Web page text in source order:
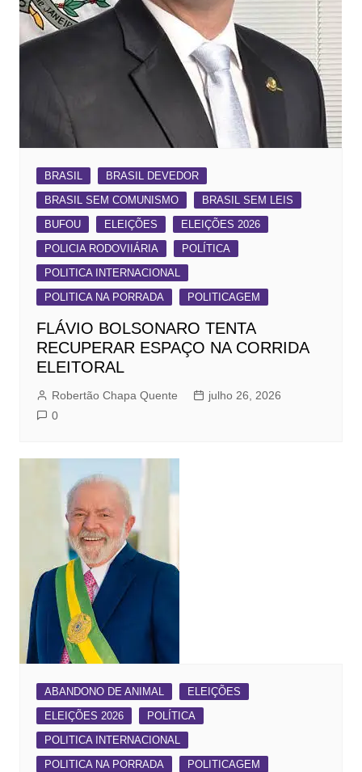
BRASIL
BRASIL DEVEDOR
BRASIL SEM COMUNISMO
BRASIL SEM LEIS
BUFOU
ELEIÇÕES
ELEIÇÕES 2026
POLICIA RODOVIIÁRIA
POLÍTICA
POLITICA INTERNACIONAL
POLITICA NA PORRADA
POLITICAGEM
FLÁVIO BOLSONARO TENTA
RECUPERAR ESPAÇO NA CORRIDA
ELEITORAL
Robertão Chapa Quente
julho 26, 2026
0
ABANDONO DE ANIMAL
ELEIÇÕES
ELEIÇÕES 2026
POLÍTICA
POLITICA INTERNACIONAL
POLITICA NA PORRADA
POLITICAGEM